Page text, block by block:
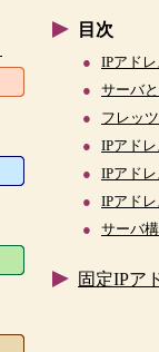
目次
●
IPアド
●
サーバ
●
フレッ
●
IPアド
●
IPアド
●
IPアド
●
サーバ
固定IPア